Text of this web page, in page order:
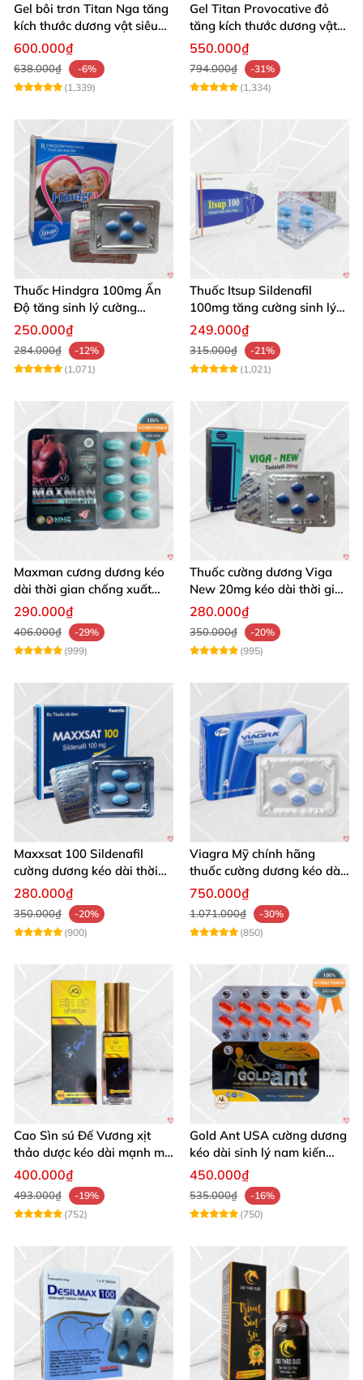
Gel bôi trơn Titan Nga tăng
kích thước dương vật siêu
mượt 50ml
600.000₫
638.000₫
-6%
(1,339)
Gel Titan Provocative đỏ
tăng kích thước dương vật
nam
550.000₫
794.000₫
-31%
(1,334)
Thuốc Hindgra 100mg Ấn
Độ tăng sinh lý cường
dương hiệu quả
250.000₫
284.000₫
-12%
(1,071)
Thuốc Itsup Sildenafil
100mg tăng cường sinh lý
kéo dài thời gian
249.000₫
315.000₫
-21%
(1,021)
Maxman cương dương kéo
dài thời gian chống xuất
tinh sớm hộp 10 viên
290.000₫
406.000₫
-29%
(999)
Thuốc cường dương Viga
New 20mg kéo dài thời gian
chống xuất tinh
280.000₫
350.000₫
-20%
(995)
Maxxsat 100 Sildenafil
cường dương kéo dài thời
gian
280.000₫
350.000₫
-20%
(900)
Viagra Mỹ chính hãng
thuốc cường dương kéo dài
thời gian nam
750.000₫
1.071.000₫
-30%
(850)
Cao Sìn sú Đế Vương xịt
thảo dược kéo dài mạnh mẽ
chính hãng
400.000₫
493.000₫
-19%
(752)
Gold Ant USA cường dương
kéo dài sinh lý nam kiến
vàng đen
450.000₫
535.000₫
-16%
(750)